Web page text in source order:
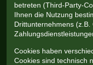
betreten (Third-Party-
Ihnen die Nutzung
Drittunternehmens (z.B.
Cookies haben
Cookies sind technisch